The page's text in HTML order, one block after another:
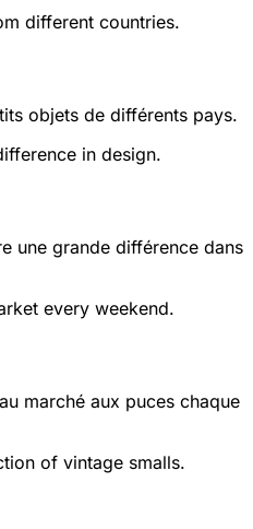
different countries.
objets de différents pays.
in design.
une grande différence dans
every weekend.
marché aux puces chaque
of vintage smalls.